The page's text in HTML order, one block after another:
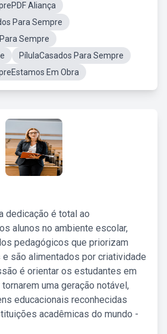
Aliança
Para Sempre
Sempre
PílulaCasados Para Sempre
Em Obra
dedicação é total ao
alunos no ambiente escolar,
pedagógicos que priorizam
são alimentados por criatividade
é orientar os estudantes em
uma geração notável,
educacionais reconhecidas
acadêmicas do mundo -